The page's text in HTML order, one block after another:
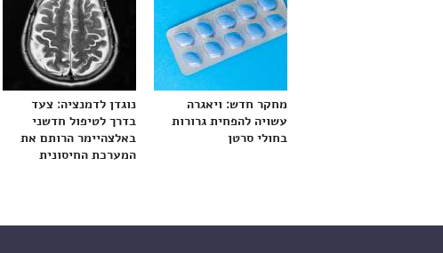
מחקר חדש: ויאגרה
עשויה להפחית גרורות
בחולי סרטן
נוגדן לדמנציה: צעד
בדרך לטיפול חדשני
באלצהיימר הרותם את
המערכת החיסונית